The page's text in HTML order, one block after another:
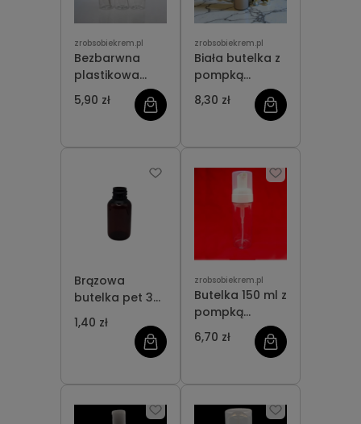
zrobsobiekrem.pl
Bezbarwna
plastikowa
butelka 250 ml
5,90 zł
zrobsobiekrem.pl
Biała butelka z
pompką
pianotwórczą
200 ml
8,30 zł
Brązowa
butelka pet 30
ml
1,40 zł
zrobsobiekrem.pl
Butelka 150 ml z
pompką
pianotwórczą
6,70 zł